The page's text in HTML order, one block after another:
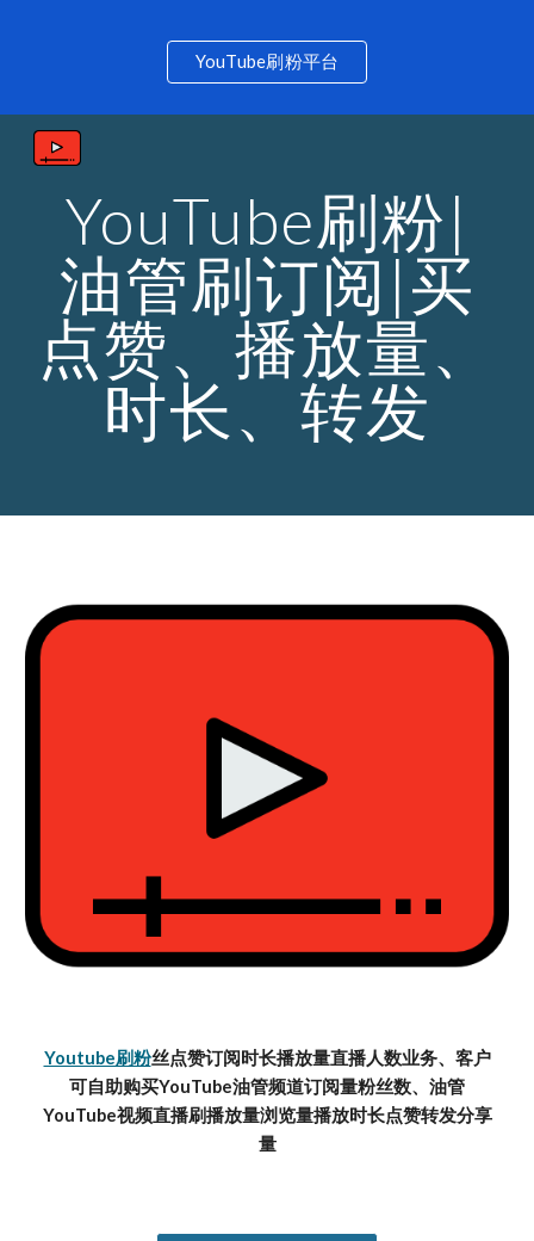
Skip to main content Skip to navigation
YouTube刷粉平台
YouTube刷粉|
油管刷订阅|买
点赞、播放量、
时长、转发
Youtube刷粉丝点赞订阅时长播放量直播人数业务、客户
可自助购买YouTube油管频道订阅量粉丝数、油管
YouTube视频直播刷播放量浏览量播放时长点赞转发分享
量